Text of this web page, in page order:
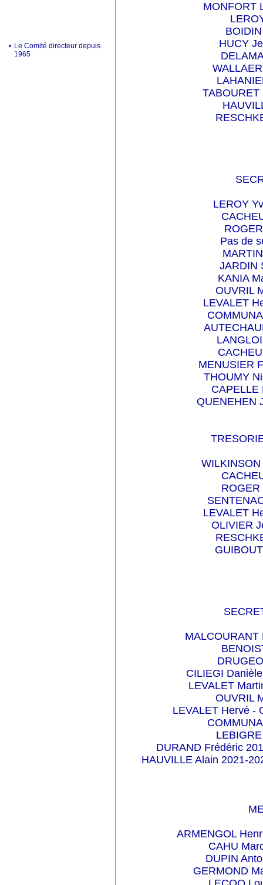
• Le Comité directeur depuis
1965
MONFORT
HUCY
LEROY
Pas de
JARDIN
KANIA
OUVRIL
LEVALET
MENUSIER
THOUMY
CAPELLE
QUENEHEN
LEVALET
OLIVIER
MALCOURANT
CILIEGI
LEVALET
OUVRIL
LEVALET Hervé -
DURAND Frédéric
HAUVILLE Alain 2021-
ARMENGOL
CAHU
DUPIN
GERMOND